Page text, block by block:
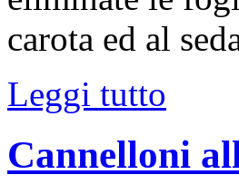
carota ed al
Leggi tutto
Cannelloni